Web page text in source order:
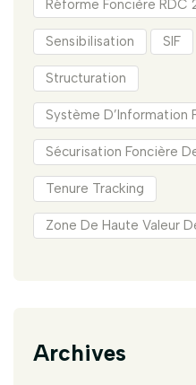
Réforme Foncière RDC
Sensibilisation SIF
Structuration
Système D’Information
Sécurisation Foncière
Tenure Tracking
Zone De Haute Valeur
Archives